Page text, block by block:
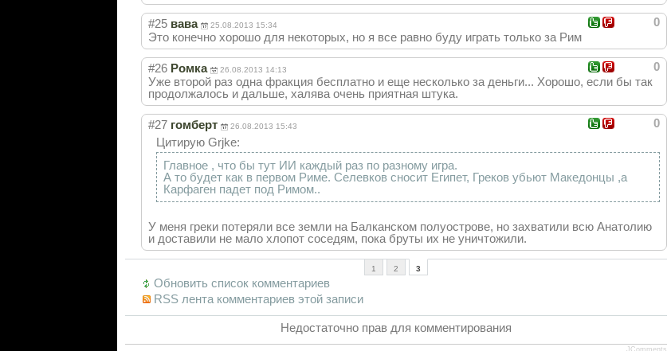
0
#25 вава 25.08.2013 15:34
Это конечно хорошо для некоторых, но я все равно буду играть только за Рим
0
#26 Ромка 26.08.2013 14:13
Уже второй раз одна фракция бесплатно и еще несколько за деньги... Хорошо, если бы так
продолжалось и дальше, халява очень приятная штука.
0
#27 гомберт 26.08.2013 15:43
Цитирую Grjke:
Главное , что бы тут ИИ каждый раз по разному игра.
А то будет как в первом Риме. Селевков сносит Египет, Греков убьют Македонцы ,а
Карфаген падет под Римом..
У меня греки потеряли все земли на Балканском полуострове, но захватили всю Анатолию
и доставили не мало хлопот соседям, пока бруты их не уничтожили.
1 2 3
Обновить список комментариев
RSS лента комментариев этой записи
Недостаточно прав для комментирования
JComments